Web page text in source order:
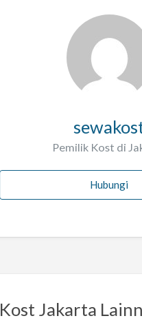
Pemilik Kost di
Hubungi
Kost Jakarta